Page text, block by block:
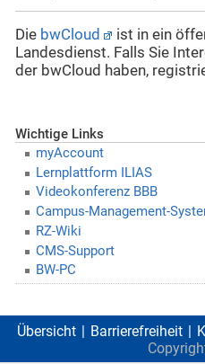
Die bwCloud
ist in ein
Landesdienst. Falls Sie
der bwCloud haben,
Wichtige Links
myAccount
Lernplattform ILIAS
Videokonferenz BBB
Campus-Management-
RZ-Wiki
CMS-Support
BW-PC
Übersicht Barrierefreiheit